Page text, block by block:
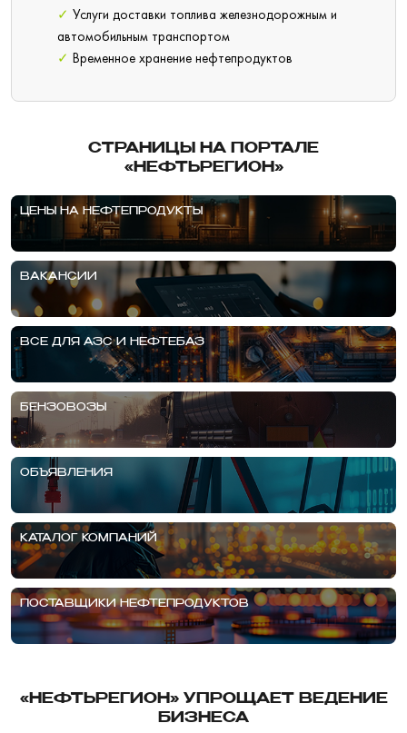
✓ Услуги доставки топлива железнодорожным и
автомобильным транспортом
✓ Временное хранение нефтепродуктов
СТРАНИЦЫ НА ПОРТАЛЕ
«НЕФТЬРЕГИОН»
ЦЕНЫ НА НЕФТЕПРОДУКТЫ
ВАКАНСИИ
ВСЕ ДЛЯ АЗС И НЕФТЕБАЗ
БЕНЗОВОЗЫ
ОБЪЯВЛЕНИЯ
КАТАЛОГ КОМПАНИЙ
ПОСТАВЩИКИ НЕФТЕПРОДУКТОВ
«НЕФТЬРЕГИОН» УПРОЩАЕТ ВЕДЕНИЕ
БИЗНЕСА